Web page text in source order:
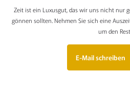
Zeit ist ein Luxusgut, das wir uns nicht nur
gönnen sollten. Nehmen Sie sich eine
um den Rest.
E-Mail schreiben